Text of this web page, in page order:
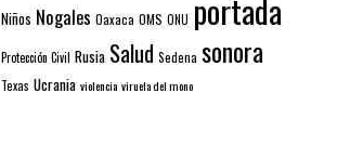
Niños Nogales Oaxaca OMS ONU portada
Protección Civil Rusia Salud Sedena sonora
Texas Ucrania violencia viruela del mono